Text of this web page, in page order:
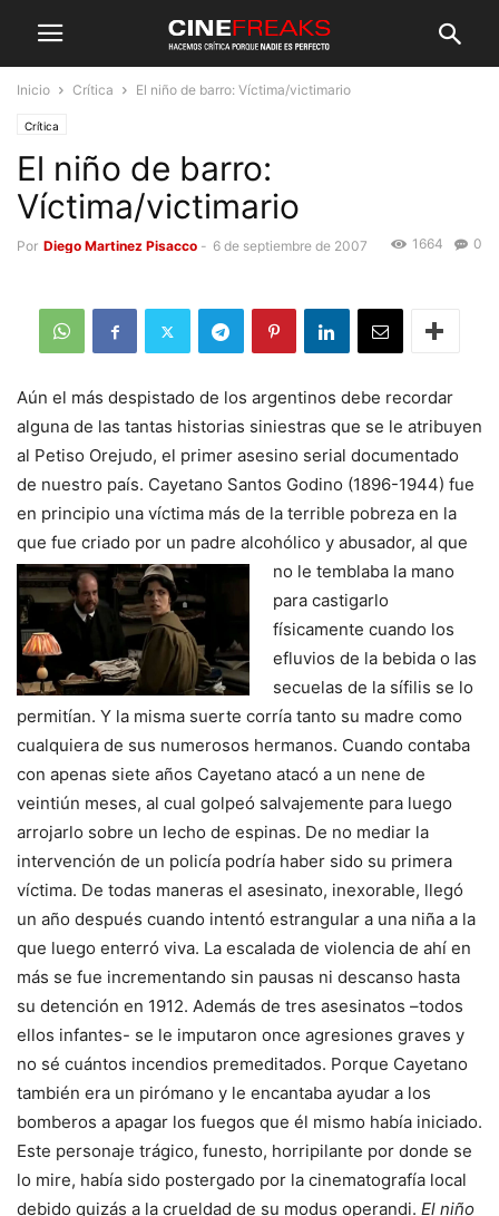
Inicio Crítica El niño de barro: Víctima/victimario
Crítica
El niño de barro:
Víctima/victimario
Por Diego Martinez Pisacco - 6 de septiembre de 2007 0
1664
Aún el más despistado de los argentinos debe recordar
alguna de las tantas historias siniestras que se le atribuyen
al Petiso Orejudo, el primer asesino serial documentado
de nuestro país. Cayetano Santos Godino (1896-1944) fue
en principio una víctima más de la terrible pobreza en la
que fue criado por un padre alcohólico y abusador, al que
no le temblaba la mano
para castigarlo
físicamente cuando los
efluvios de la bebida o las
secuelas de la sífilis se lo
permitían. Y la misma suerte corría tanto su madre como
cualquiera de sus numerosos hermanos. Cuando contaba
con apenas siete años Cayetano atacó a un nene de
veintiún meses, al cual golpeó salvajemente para luego
arrojarlo sobre un lecho de espinas. De no mediar la
intervención de un policía podría haber sido su primera
víctima. De todas maneras el asesinato, inexorable, llegó
un año después cuando intentó estrangular a una niña a la
que luego enterró viva. La escalada de violencia de ahí en
más se fue incrementando sin pausas ni descanso hasta
su detención en 1912. Además de tres asesinatos –todos
ellos infantes- se le imputaron once agresiones graves y
no sé cuántos incendios premeditados. Porque Cayetano
también era un pirómano y le encantaba ayudar a los
bomberos a apagar los fuegos que él mismo había iniciado.
Este personaje trágico, funesto, horripilante por donde se
lo mire, había sido postergado por la cinematografía local
debido quizás a la crueldad de su modus operandi. El niño